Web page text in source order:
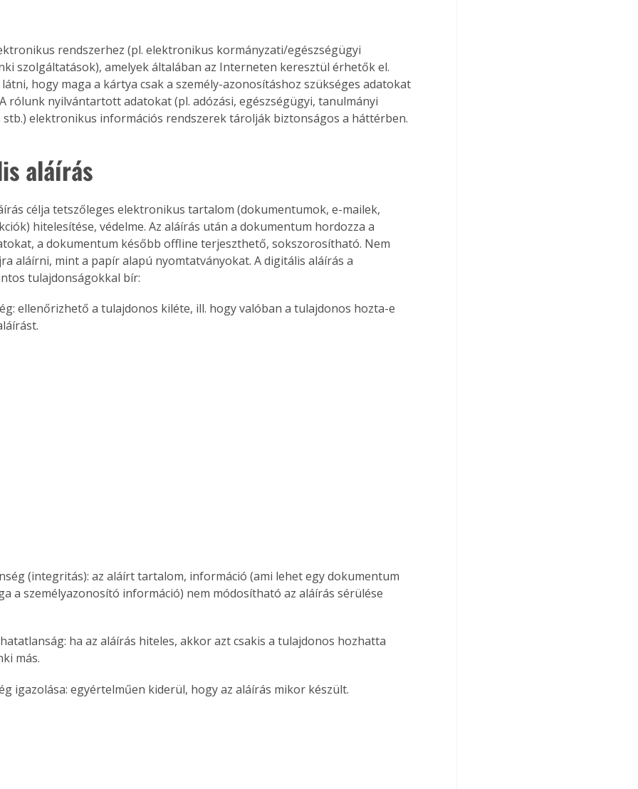
az
Old
új,
egyedi
Bővebb információ itt!
Együtt jobban megéri! A
párosítással kedvezményes
áron, 0 Ft postaköltséggel
megrendelhetők!
rendszerhez (pl. elektronikus kormányzati/egészségügyi
szolgáltatások), amelyek általában az Interneten keresztül érhetők el.
hogy maga a kártya csak a személy-azonosításhoz szükséges adatokat
rólunk nyilvántartott adatokat (pl. adózási, egészségügyi, tanulmányi
elektronikus információs rendszerek tárolják biztonságos a háttérben.
aláírás
hitelesítése, védelme. Az aláírás után a dokumentum hordozza a
a dokumentum később offline terjeszthető, sokszorosítható. Nem
aláírni, mint a papír alapú nyomtatványokat. A digitális aláírás a
tulajdonságokkal bír:
a személyazonosító információ) nem módosítható az aláírás sérülése
más.
igazolása: egyértelműen kiderül, hogy az aláírás mikor készült.